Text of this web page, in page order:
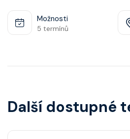
Možnosti
5 termínů
Další dostupné